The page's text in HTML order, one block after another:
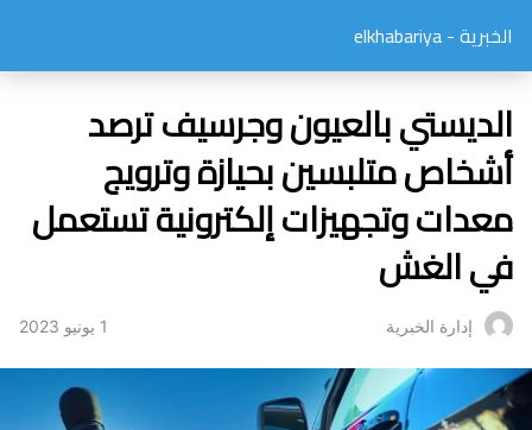
الخبرية - elkhabariya
الديستي بالعيون وجرسيف ترصد
أشخاص متلبسين بحيازة وترويج
معدات وتجهيزات إلكترونية تستعمل
في الغش
إدارة الخبرية 1 يونيو 2023